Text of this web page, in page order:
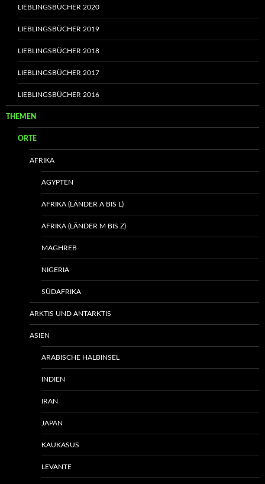
LIEBLINGSBÜCHER 2020
LIEBLINGSBÜCHER 2019
LIEBLINGSBÜCHER 2018
LIEBLINGSBÜCHER 2017
LIEBLINGSBÜCHER 2016
THEMEN
ORTE
AFRIKA
ÄGYPTEN
AFRIKA (LÄNDER A BIS L)
AFRIKA (LÄNDER M BIS Z)
MAGHREB
NIGERIA
SÜDAFRIKA
ARKTIS UND ANTARKTIS
ASIEN
ARABISCHE HALBINSEL
INDIEN
IRAN
JAPAN
KAUKASUS
LEVANTE